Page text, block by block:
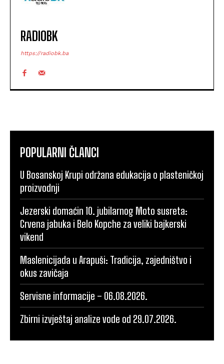
RADIOBK
https://radiobk.ba
POPULARNI ČLANCI
U Bosanskoj Krupi održana edukacija o plasteničkoj
proizvodnji
Jezerski domaćin 10. jubilarnog Moto susreta:
Crvena jabuka i Belo Kopche za veliki bajkerski
vikend
Maslenicijada u Arapuši: Tradicija, zajedništvo i
okus zavičaja
Servisne informacije – 06.08.2026.
Zbirni izvještaj analize vode od 29.07.2026.